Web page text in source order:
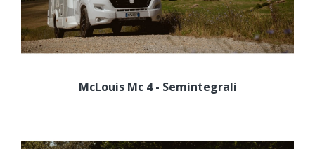
McLouis Mc 4 - Semintegrali